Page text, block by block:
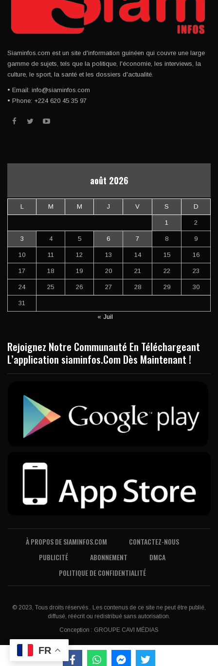
Siaminfos.com est un site d'information guinéen qui couvre une large
gamme de sujets, tels que la politique, l'économie, les interviews, la
culture, le sport, la santé et les dossiers d'actualité.
• Email: info@siaminfos.com
• Phone: +224 620 45 35 97
août 2026
L M M J V S D
1 2
3 4 5 6 7 8 9
10 11 12 13 14 15 16
17 18 19 20 21 22 23
24 25 26 27 28 29 30
31
« Juil
Rejoignez Notre Communauté En Téléchargeant
L’application siaminfos.Com Dès Maintenant !
À PROPOS DE SIAMINFOS.COM
CONTACTEZ-NOUS
PUBLICITÉ
ABONNEMENT
DMCA
POLITIQUE DE CONFIDENTIALITÉ
© 2023, Tous droits réservés . Les contenus de ce site ne peut être publié,
diffusé, réécrit ou redistribué sans autorisation.
Conception : GROUPE CAVI MÉDIAS
FR